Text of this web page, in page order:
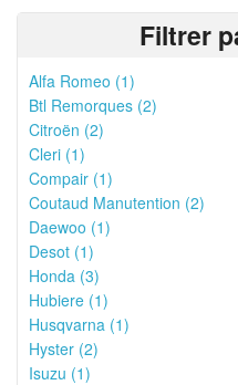
Filtrer
Alfa Romeo (1)
Btl Remorques (2)
Citroën (2)
Cleri (1)
Compair (1)
Coutaud Manutention (2)
Daewoo (1)
Desot (1)
Honda (3)
Hubiere (1)
Husqvarna (1)
Hyster (2)
Isuzu (1)